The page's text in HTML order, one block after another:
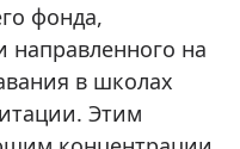
фонда,
направленного на
в школах
Этим